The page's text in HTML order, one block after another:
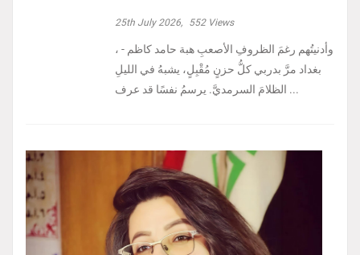
25th July 2026, 552Views
، وأدنيتُهم رغمَ الظروفِ الأصعبِ هبة حامد كاظم -
بغداد مرَّ بدربي كلُّ حزنٍ مُقْبِلٍ، يشبهُ في الليلِ
الظلامَ السرمديَّ. يرسمُ نفسًا قد عرف ...